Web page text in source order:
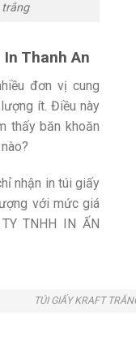
Thanh An
đơn vị cung
ít. Điều này
thấy băn khoăn
nhận in túi giấy
với mức giá
TNHH IN ẤN
TÚI GIẤY KRAFT